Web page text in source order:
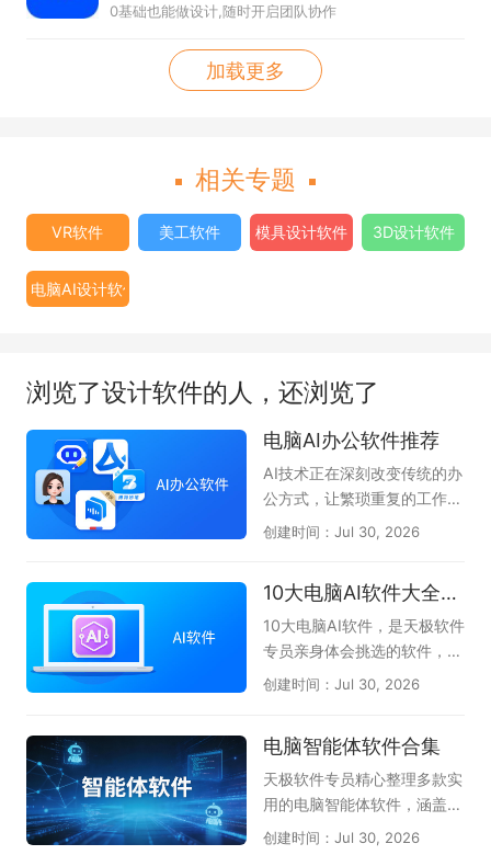
0基础也能做设计,随时开启团队协作
加载更多
相关专题
VR软件 美工软件 模具设计软件 3D设计软件
电脑AI设计软件合集
浏览了设计软件的人，还浏览了
电脑AI办公软件推荐
AI技术正在深刻改变传统的办
公方式，让繁琐重复的工作变
得高效又轻松。无论是文案撰
公软件都能像得力助手一样，
帮你快速理清思路并输出高质
量成果。它们将复杂的操作简
化为几句对话指令，大幅降低
在创意与决策上，真正实现事
半功倍的智慧办公。本专题为
大家整理了一批实用的电脑AI
S AI、智能对话的豆包AI助
创建时间：Jul 30, 2026
10大电脑AI软件大全-办公学习必备
10大电脑AI软件，是天极软件
专员亲身体会挑选的软件，无
论是AI问答、AI创作、AI答
升我们的办公效率和学习拓
展，不懂就问AI，真正体会到
了AI与人协同的魅力。本专题
共收集了DClaw、TRAE Wor
创建时间：Jul 30, 2026
电脑智能体软件合集
天极软件专员精心整理多款实
用的电脑智能体软件，涵盖Q
Claw、AiPy爱派、WorkBud
创建时间：Jul 30, 2026